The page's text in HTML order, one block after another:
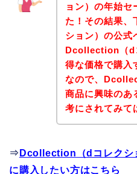
ョン）の年始セ
た！その結果
ション）の公式
Dcollection（d
得な価格で購入
なので、
商品に興味のあ
考にされてみて
⇒ Dcollection（dコレクシ
に購入したい方はこちら